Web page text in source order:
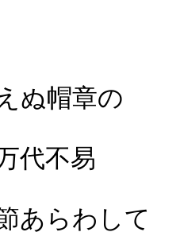
ぬ帽章の
不易
らわして